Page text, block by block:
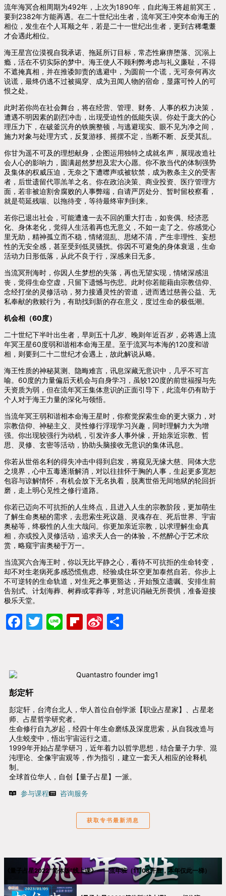
流年海冥合相周期为492年，上次为1890年，自此海王将超前冥王，
要到2382年方能再遇。在二十世纪出生者，流年冥王冲突本命海王的
相位，发生在个人耳顺之年，若是二十一世纪出生者，更到古稀耄耋
才会遇此相位。
海王星宫位漠视自我承诺、拖延所订目标，常态性麻痹堕落、沉溺上
瘾，活在不切实际的梦中。海王使人不顾利弊考虑与礼义廉耻，不得
不遮掩真相，并在推诿卸责的逃避中，为圆前一个谎，无可奈何再次
说谎，最终仍逃不过被揭穿、成为丑闻人物的宿命，显露可怜人的可
恨之处。
此时若你尚在社会舞台，将在经营、管理、财务、人事的权力决策，
遭遇不明因素的剧烈冲击，出现受迫性的低能失误。你处于庞大的心
理压力下，在破釜沉舟的铁腕整顿，与逃避现实、眼不见为净之间，
施力对象与处理方式，反复游移、摇摆不定，当断不断、反受其乱。
你甘为遥不可及的理想献身，企图运用独特之成就名声，展现改造社
会人心的影响力，圆满超然梦想及宏大心愿。你不敌当代的体制强势
及集体的权威压迫，无奈之下遭噤声或被软禁，成为教条主义的受害
者，后世遗留代罪羔羊之名。你在政治决策、商业投资、医疗管理方
面，若非被迫割舍腐败的人事弊端，自请严厉处分、暂时留校察看，
就是苟延残喘、以拖待变，等待最终审判到来。
若你已退出社会，可能遭逢一去不回的重大打击，如丧偶、经济恶
化、身体老化，觉得人生活着再也无意义，不如一走了之。你感觉心
里无助，精神孤立而不稳，情绪混乱、思绪不清，产生非理性、妄想
性的无安全感，甚至受到低灵骚扰。你因不可避免的身体衰退，生命
活动力日形低落，从此不良于行，深感来日无多。
当流冥刑海时，你因人生梦想的失落，再也无望实现，情绪深感沮
丧，觉得生命空虚，只留下遗憾与伤悲。此时你若能藉由宗教信仰、
念经打坐的灵修活动，努力接通灵性的管道，进而透过慈善公益、无
私奉献的救赎行为，有助找到新的存在意义，度过生命的极低潮。
机会相（60度）
二十世纪下半叶出生者，早则五十几岁、晚则年近百岁，必将遇上流
年冥王星60度弱和谐相本命海王星。至于流冥与本海的120度和谐
相，则要到二十二世纪才会遇上，故此解说从略。
海王性质的神秘莫测、隐晦难言，讯息深藏无意识中，几乎不可言
喻。60度的力量偏后天机会与自身学习，虽较120度的前世福报与先
天资质为弱，但在流年冥王集体意识的正面引导下，此流年仍有助于
个人对于海王力量的深化与领悟。
当流年冥王弱和谐相本命海王星时，你察觉探索生命的更大驱力，对
宗教信仰、神秘主义、灵性修行浮现学习兴趣，同时理解力大为增
强。你出现较强行为动机，引发许多人事外缘，开始亲近宗教、哲
思、灵修、玄密等活动，协助头脑接收无意识的集体讯息。
你若从世俗名利的得失冲击中得到启发，将窥见无缘大慈、同体大悲
之境界，心中五毒逐渐解消，对以往挂怀于胸的人事，生起更多宽恕
包容与谅解情怀，有机会放下无名执着，脱离世俗无间地狱的轮回折
磨，走上明心见性之修行道路。
你若已迈向不可抗拒的人生终点，且进入人生的宗教阶段，更加萌生
了解生命奥秘的需求，去思索生死议题、灵魂存在、死后世界、宇宙
奥秘等，终极性的人生大哉问。你更加亲近宗教，以求理解生命真
相，亦或投入灵修活动，追求天人合一的体验，不然醉心于艺术欣
赏，略窥宇宙奥秘于万一。
当流冥六合海王时，你以无比平静之心，看待不可抗拒的生命转变，
却不对生老病死多感恐慌焦虑、经验成住坏空更加泰然自若。你步上
不可逆转的生命轨道，对生死之事更豁达，开始预立遗嘱、安排生前
告别式、计划海葬、树葬或零葬等，对意识消融无所畏惧，准备迎接
极乐天堂。
Facebook
Twitter
LineFlipboard
Sina
彭定轩
彭定轩，台湾台北人，华人首位自创学派【职业占星家】、占星老
师、占星哲学研究者。
生命修行自九岁起，经四十年生命磨练及深度思索，从自我改造与
人生蜕变中，悟出宇宙运行之道。
1999年开始占星学研习，近年着力以哲学思想，结合量子力学、混
沌理论、全像宇宙观等，作为指引，建立一套天人相应的诠释机
制。
全球首位华人，自创【量子占星】一派。
参与课程
咨询服务
获取专书最新消息
《量子占星2022″简体版”线上课》——流年班（11/08开班，本年仅此一梯）